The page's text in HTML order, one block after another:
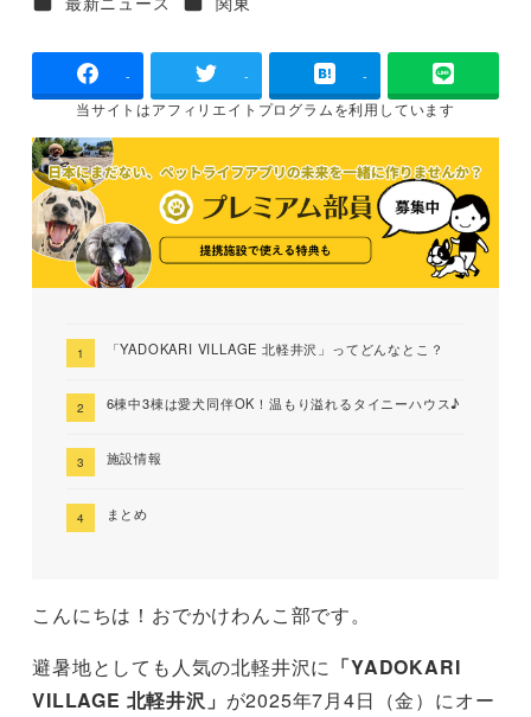
- - -
当サイトはアフィリエイトプログラムを利用しています
「YADOKARI VILLAGE 北軽井沢」ってどんなとこ？
6棟中3棟は愛犬同伴OK！温もり溢れるタイニーハウス♪
施設情報
まとめ
こんにちは！おでかけわんこ部です。
避暑地としても人気の北軽井沢に 「YADOKARI
VILLAGE 北軽井沢」 が2025年7月4日（金）にオー